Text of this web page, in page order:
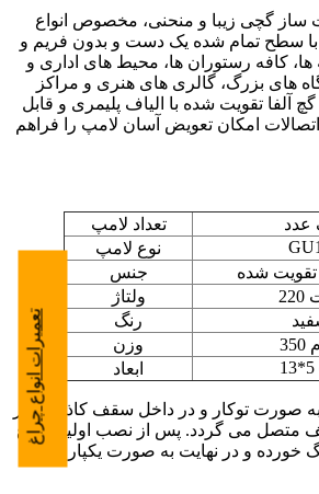
گچی زیبا و منحنی، مخصوص انواع
سطح تمام شده یک دست و بدون فریم و
کافه رستوران ها، محیط های اداری و
های بزرگ، گالری های هنری و مراکز
تقویت شده با الیاف پلیمری و قابل
امکان تعویض آسان لامپ را فراهم
تعداد لامپ
عدد
نوع لامپ
جنس
تقویت شده
ولتاژ
رنگ
وزن
ابعاد
13*5
صورت توکار و در داخل سقف کاذب قرار
متصل می گردد. پس از نصب اولیه چراغ
خورده و در نهایت به صورت یکپارچه با
تعمیرات انواع چراغ